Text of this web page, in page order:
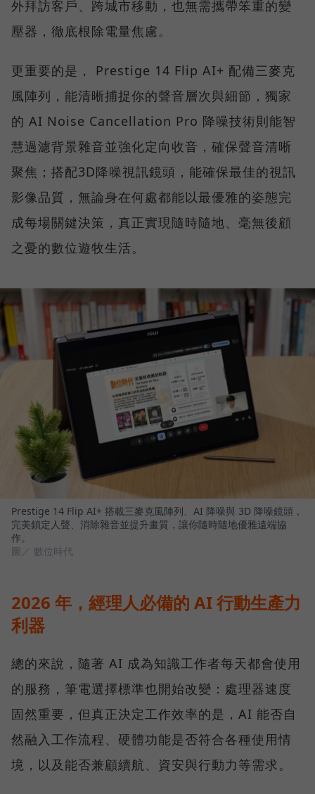
外拜訪客戶、跨城市移動，也無需攜帶笨重的變
壓器，徹底根除電量焦慮。
更重要的是， Prestige 14 Flip AI+ 配備三麥克
風陣列，能清晰捕捉你的聲音層次與細節，獨家
的 AI Noise Cancellation Pro 降噪技術則能智
慧過濾背景雜音並強化定向收音，確保聲音清晰
聚焦；搭配3D降噪視訊鏡頭，能確保最佳的視訊
影像品質，無論身在何處都能以最優雅的姿態完
成每場關鍵決策，真正實現隨時隨地、毫無後顧
之憂的數位遊牧生活。
Prestige 14 Flip AI+ 搭載三麥克風陣列、AI 降噪與 3D 降噪鏡頭，
完美鎖定人聲、消除雜音並提升畫質，讓你隨時隨地優雅遠端協
作。
圖／ 數位時代
2026 年，經理人必備的 AI 行動生產力
利器
總的來說，隨著 AI 成為知識工作者每天都會使用
的服務，筆電選擇標準也開始改變：處理器速度
固然重要，但真正決定工作效率的是，AI 能否自
然融入工作流程、硬體功能是否符合各種使用情
境，以及能否兼顧續航、資安與行動力等需求。